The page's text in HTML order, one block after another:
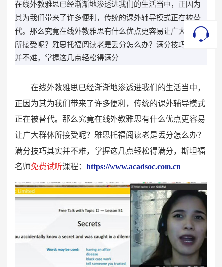
在线外教雅思已经渐渐地渗透进我们的生活当中，正因为
其为我们带来了许多便利，传统的课外辅导模式正在被替
代。那么究竟在线外教雅思有什么优点更容易让广大群体
所接受呢？雅思托福阅读老是丢分怎么办？满分技巧其实
并不难，掌握这几点轻松得满分
在线外教雅思已经渐渐地渗透进我们的生活当中，
正因为其为我们带来了许多便利，传统的课外辅导模式
正在被替代。那么究竟在线外教雅思有什么优点更容易
让广大群体所接受呢？雅思托福阅读老是丢分怎么办？
满分技巧其实并不难，掌握这几点轻松得满分，斯坦福
名师免费试听课程： https://www.acadsoc.com.cn